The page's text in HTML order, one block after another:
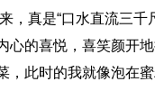
真是“口水直流三千
心的喜悦，喜笑颜开
，此时的我就像泡在